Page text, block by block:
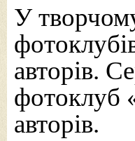
У
авторів.
фотоклуб
авторів.